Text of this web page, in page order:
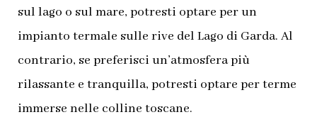
sul lago o sul mare, potresti optare per un
impianto termale sulle rive del Lago di Garda. Al
contrario, se preferisci un’atmosfera più
rilassante e tranquilla, potresti optare per terme
immerse nelle colline toscane.